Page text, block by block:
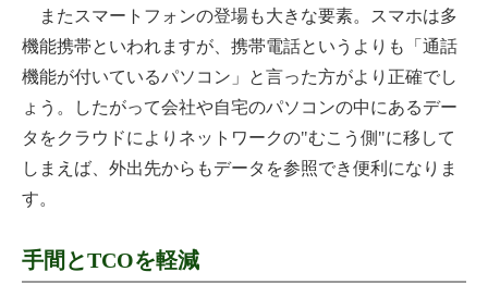
またスマートフォンの登場も大きな要素。スマホは多
機能携帯といわれますが、携帯電話というよりも「通話
機能が付いているパソコン」と言った方がより正確でし
ょう。したがって会社や自宅のパソコンの中にあるデー
タをクラウドによりネットワークの"むこう側"に移して
しまえば、外出先からもデータを参照でき便利になりま
す。
手間とTCOを軽減